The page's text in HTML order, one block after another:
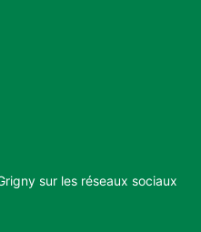
sur les réseaux sociaux